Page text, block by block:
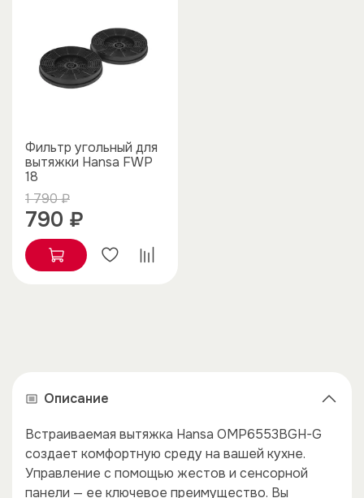
Фильтр угольный для
вытяжки Hansa FWP
18
1 790 ₽
790 ₽
Описание
Встраиваемая вытяжка Hansa OMP6553BGH-G
создает комфортную среду на вашей кухне.
Управление с помощью жестов и сенсорной
панели — ее ключевое преимущество. Вы